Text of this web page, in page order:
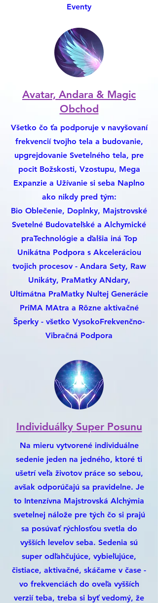
Eventy
Avatar, Andara & Magic
Obchod
Všetko čo ťa podporuje v navyšovaní
frekvencií tvojho tela a budovanie,
upgrejdovanie Svetelného tela, pre
pocit Božskosti, Vzostupu, Mega
Expanzie a Užívanie si seba Naplno
ako nikdy pred tým:
Bio Oblečenie, Doplnky, Majstrovské
Svetelné Budovateľské a Alchymické
praTechnológie a ďalšia iná Top
Unikátna Podpora s Akceleráciou
tvojich procesov - Andara Sety, Raw
Unikáty, PraMatky ANdary,
Ultimátna PraMatky Nultej Generácie
PriMA MAtra a Rôzne aktivačné
Šperky - všetko VysokoFrekvenčno-
Vibračná Podpora
Individuálky Super Posunu
Na mieru vytvorené individuálne
sedenie jeden na jedného, ktoré ti
ušetrí veľa životov práce so sebou,
avšak odporúčajú sa pravidelne. Je
to Intenzívna Majstrovská Alchýmia
svetelnej nálože pre tých čo si prajú
sa posúvať rýchlosťou svetla do
vyšších levelov seba. Sedenia sú
super odľahčujúce, vybieľujúce,
čistiace, aktivačné, skáčame v čase -
vo frekvenciách do oveľa vyšších
verzií teba, treba si byť vedomý, že